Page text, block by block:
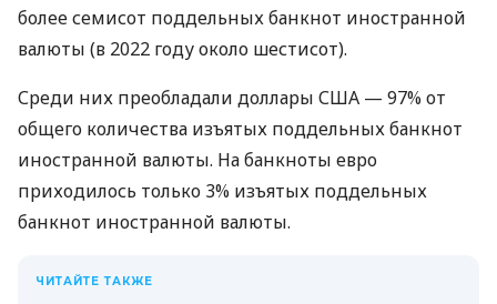
более семисот поддельных банкнот иностранной
валюты (в 2022 году около шестисот).
Среди них преобладали доллары США — 97% от
общего количества изъятых поддельных банкнот
иностранной валюты. На банкноты евро
приходилось только 3% изъятых поддельных
банкнот иностранной валюты.
ЧИТАЙТЕ ТАКЖЕ